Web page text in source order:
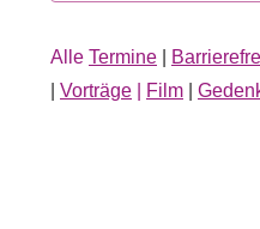
Alle Termine
Vorträge Film